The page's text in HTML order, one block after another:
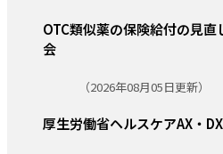
OTC類似薬の保険給付の見
会
（2026年08月05日更新）
厚生労働省ヘルスケアAX・